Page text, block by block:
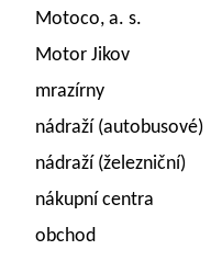
Motoco, a. s.
Motor Jikov
mrazírny
nádraží (autobusové)
nádraží (železniční)
nákupní centra
obchod